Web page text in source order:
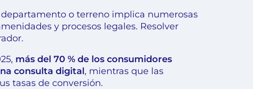
o terreno implica numerosas
y procesos legales. Resolver
más del 70 % de los consumidores
consulta digital, mientras que las
tasas de conversión.